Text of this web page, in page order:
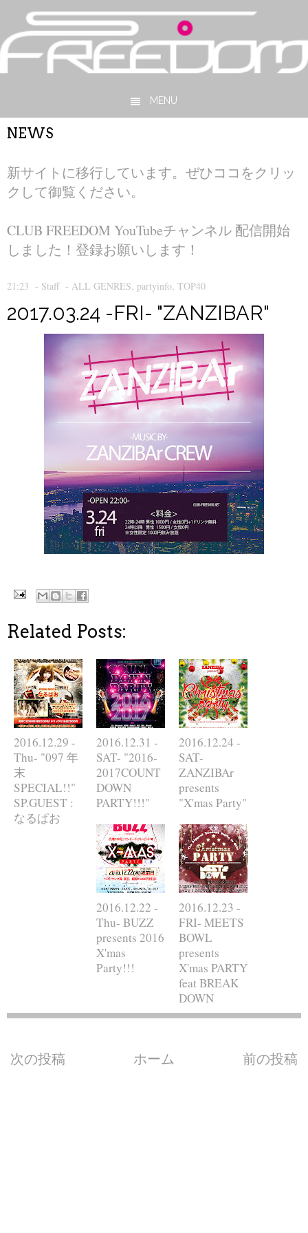
MENU
Skip to content
NEWS
新サイトに移行しています。ぜひココをクリッ
クして御覧ください。
CLUB FREEDOM YouTubeチャンネル 配信開始
しました！登録お願いします！
21:23 - Staff- ALL GENRES partyinfo TOP40
2017.03.24 -FRI- "ZANZIBAR"
Related Posts:
2016.12.29 -
Thu- "097 年
末
SPECIAL!!"
SP.GUEST :
なるぱお
2016.12.31 -
SAT- "2016-
2017COUNT
DOWN
PARTY!!!"
2016.12.24 -
SAT-
ZANZIBAr
presents
"X'mas Party"
2016.12.22 -
Thu- BUZZ
presents 2016
X'mas
Party!!!
2016.12.23 -
FRI- MEETS
BOWL
presents
X'mas PARTY
feat BREAK
DOWN
次の投稿 前の投稿
ホーム